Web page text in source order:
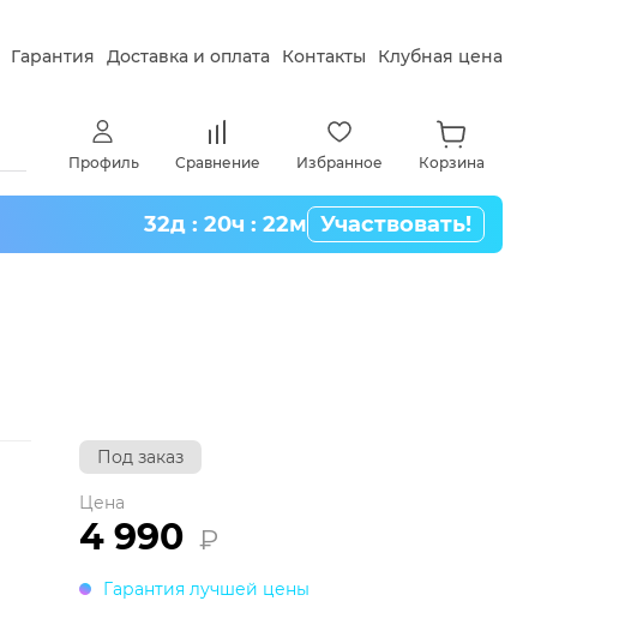
Гарантия Доставка и оплата Контакты Клубная цена
Профиль Сравнение Избранное Корзина
32д : 20ч : 22м Участвовать!
Под заказ
Цена
4 990 ₽
Гарантия лучшей цены